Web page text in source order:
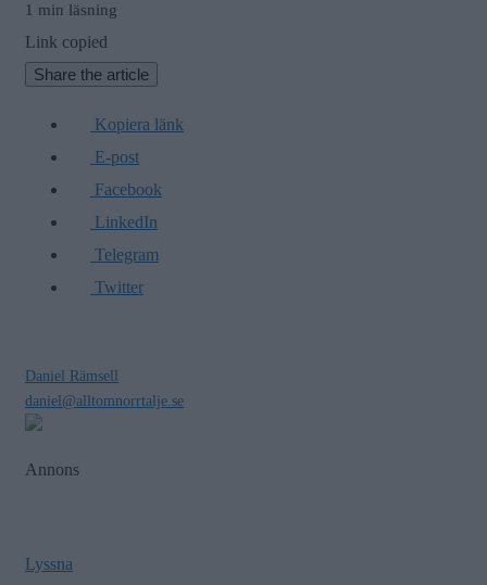
1 min läsning
Link copied
Share the article
Kopiera länk
E-post
Facebook
LinkedIn
Telegram
Twitter
Daniel Rämsell
daniel@alltomnorrtalje.se
Annons
Lyssna